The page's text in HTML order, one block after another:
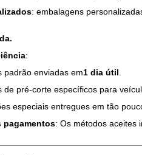
: embalagens
:
padrão enviadas em1 dia útil
de pré-corte específicos para
especiais entregues em tão
pagamentos: Os métodos aceites